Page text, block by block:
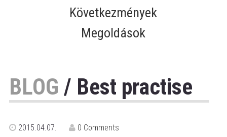
Következmények
Megoldások
BLOG / Best practise
2015.04.07. 0 Comments